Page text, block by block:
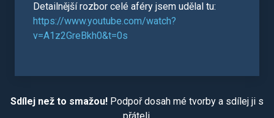
Detailnější rozbor celé aféry jsem udělal tu:
https://www.youtube.com/watch?
v=A1z2GreBkh0&t=0s
Sdílej než to smažou! Podpoř dosah mé tvorby a sdílej ji s